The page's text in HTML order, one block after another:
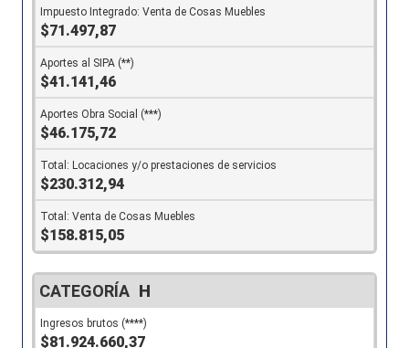
$71.497,87
$41.141,46
$46.175,72
$230.312,94
$158.815,05
H
$81.924.660,37